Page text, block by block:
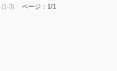
(1-3) ページ：1/1